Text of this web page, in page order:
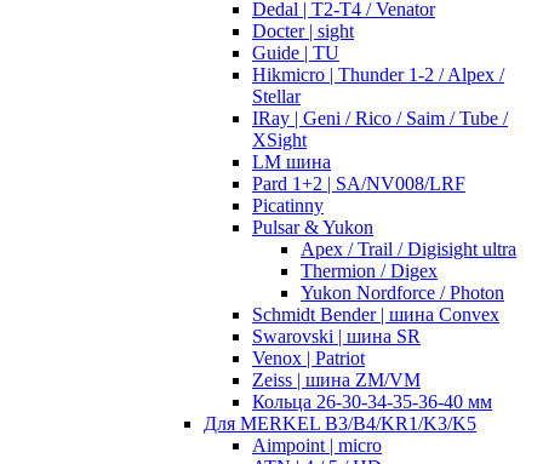
Dedal | T2-T4 / Venator
Docter | sight
Guide | TU
Hikmicro | Thunder 1-2 / Alpex /
Stellar
IRay | Geni / Rico / Saim / Tube /
XSight
LM шина
Pard 1+2 | SA/NV008/LRF
Picatinny
Pulsar & Yukon
Apex / Trail / Digisight ultra
Thermion / Digex
Yukon Nordforce / Photon
Schmidt Bender | шина Convex
Swarovski | шина SR
Venox | Patriot
Zeiss | шина ZM/VM
Кольца 26-30-34-35-36-40 мм
Для MERKEL B3/B4/KR1/K3/K5
Aimpoint | micro